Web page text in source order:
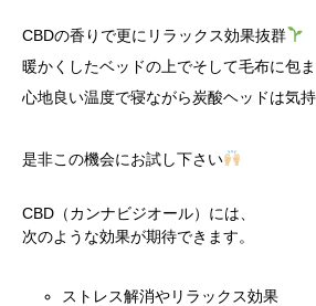
CBDの香りで更にリラックス効果抜群
暖かくしたベッドの上でそして毛布に包
心地良い温度で寝ながら炭酸ヘッドは気
是非この機会にお試し下さい
CBD（カンナビジオール）には、
次のような効果が期待できます。
ストレス解消やリラックス効果